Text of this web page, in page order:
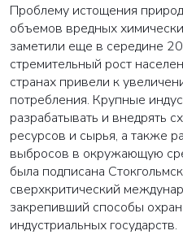
Проблему истощения
объемов вредных
заметили еще в середине
стремительный рост
странах привели к
потребления. Крупные
разрабатывать и внедрять
ресурсов и сырья, а также
выбросов в окружающую
была подписана
сверхкритический
закрепивший способы
индустриальных государств.